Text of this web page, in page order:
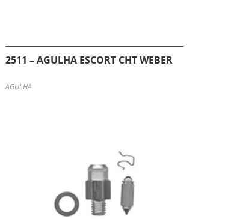
2511 – AGULHA ESCORT CHT WEBER
AGULHA